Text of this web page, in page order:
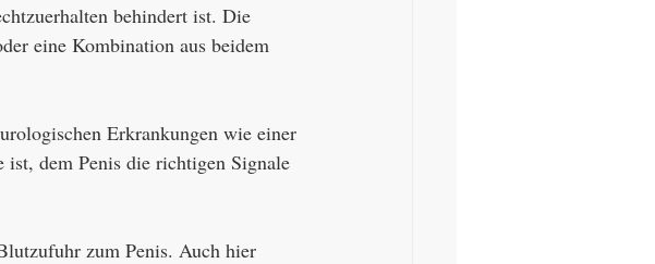
behindert ist. Die
eine Kombination aus beidem
Erkrankungen wie einer
dem Penis die richtigen Signale
zum Penis. Auch hier